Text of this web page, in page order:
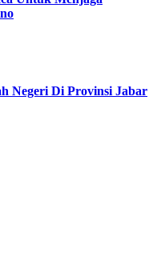
Negeri Di Provinsi Jabar